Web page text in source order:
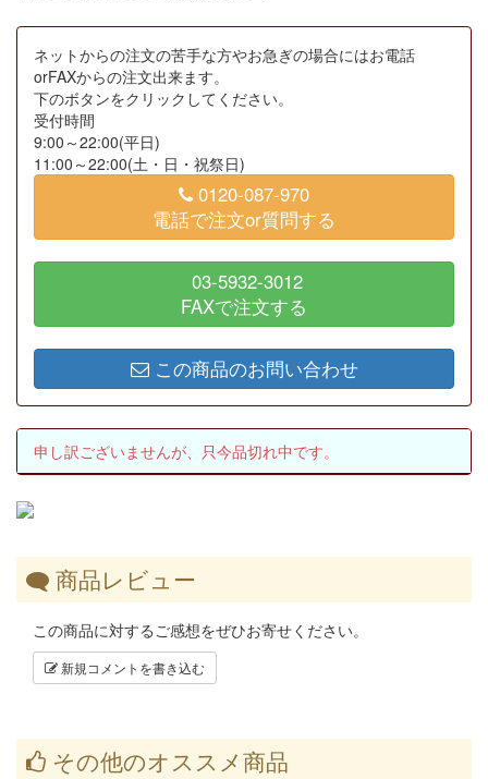
ネットからの注文の苦手な方やお急ぎの場合にはお電話
orFAXからの注文出来ます。
下のボタンをクリックしてください。
受付時間
9:00～22:00(平日)
11:00～22:00(土・日・祝祭日)
0120-087-970
電話で注文or質問する
03-5932-3012
FAXで注文する
この商品のお問い合わせ
申し訳ございませんが、只今品切れ中です。
商品レビュー
この商品に対するご感想をぜひお寄せください。
新規コメントを書き込む
その他のオススメ商品